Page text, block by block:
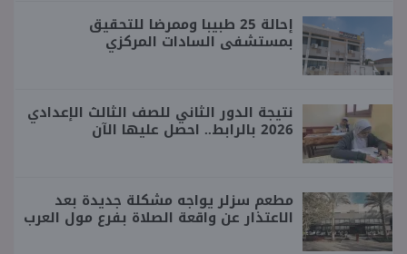
إحالة 25 طبيبا وممرضا للتحقيق
بمستشفى السادات المركزي
نتيجة الدور الثاني للصف الثالث الإعدادي
2026 بالرابط.. احصل عليها الآن
مطعم سزلر يواجه مشكلة جديدة بعد
الاعتذار عن واقعة الصلاة بفرع مول العرب